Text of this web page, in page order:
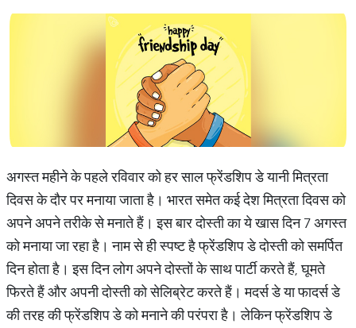
अगस्त महीने के पहले रविवार को हर साल फ्रेंडशिप डे यानी मित्रता
दिवस के दौर पर मनाया जाता है। भारत समेत कई देश मित्रता दिवस को
अपने अपने तरीके से मनाते हैं। इस बार दोस्ती का ये खास दिन 7 अगस्त
को मनाया जा रहा है। नाम से ही स्पष्ट है फ्रेंडशिप डे दोस्ती को समर्पित
दिन होता है। इस दिन लोग अपने दोस्तों के साथ पार्टी करते हैं, घूमते
फिरते हैं और अपनी दोस्ती को सेलिब्रेट करते हैं। मदर्स डे या फादर्स डे
की तरह की फ्रेंडशिप डे को मनाने की परंपरा है। लेकिन फ्रेंडशिप डे